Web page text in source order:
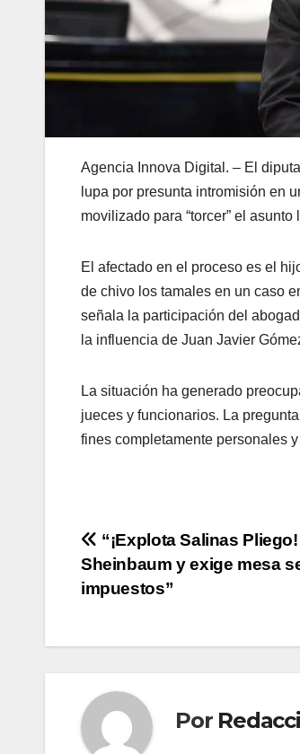
Agencia Innova Digital. – El
lupa por presunta intromisión en
movilizado para “torcer” el
​El afectado en el proceso es el
de chivo los tamales en un caso
señala la participación del
la influencia de Juan Javier
​La situación ha generado
jueces y funcionarios. La
fines completamente personales
Navegación
de
“¡Explota Salinas
Sheinbaum y exige mesa
impuestos”
Por